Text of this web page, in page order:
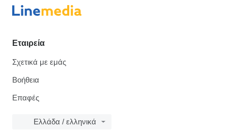
Εταιρεία
Σχετικά με εμάς
Βοήθεια
Επαφές
Ελλάδα / ελληνικά